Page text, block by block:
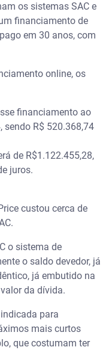
os sistemas SAC e
financiamento de
em 30 anos, com
online, os
financiamento ao
sendo R$ 520.368,74
de R$1.122.455,28,
juros.
custou cerca de
o sistema de
o saldo devedor, já
já embutido na
da dívida.
para
mais curtos
que costumam ter